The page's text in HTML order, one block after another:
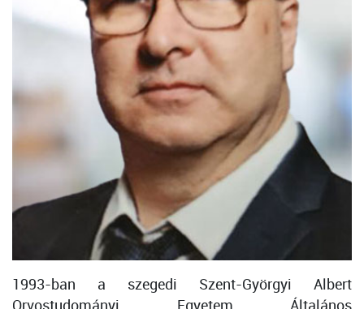
1993-ban a szegedi Szent-Györgyi Albert